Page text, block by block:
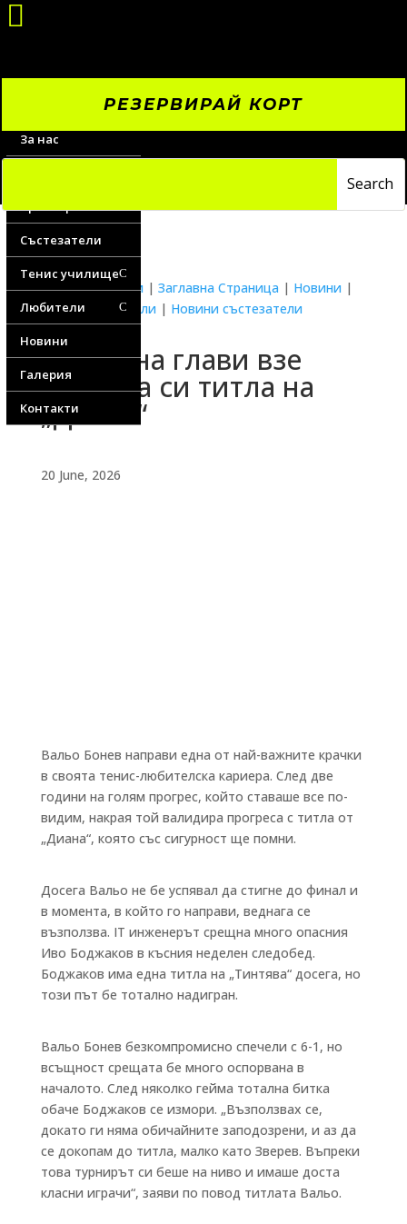

За нас
Треньори
Състезатели
Тенис училищеC
Любители C
Новини
Галерия
Контакти
РЕЗЕРВИРАЙ КОРТ
Водещи новини | Заглавна Страница | Новини |
Новини любители | Новини състезатели
Ловец на глави взе
първата си титла на
„Диана“
20 June, 2026
Вальо Бонев направи една от най-важните крачки
в своята тенис-любителска кариера. След две
години на голям прогрес, който ставаше все по-
видим, накрая той валидира прогреса с титла от
„Диана“, която със сигурност ще помни.
Досега Вальо не бе успявал да стигне до финал и
в момента, в който го направи, веднага се
възползва. IT инженерът срещна много опасния
Иво Боджаков в късния неделен следобед.
Боджаков има една титла на „Тинтява“ досега, но
този път бе тотално надигран.
Вальо Бонев безкомпромисно спечели с 6-1, но
всъщност срещата бе много оспорвана в
началото. След няколко гейма тотална битка
обаче Боджаков се измори. „Възползвах се,
докато ги няма обичайните заподозрени, и аз да
се докопам до титла, малко като Зверев. Въпреки
това турнирът си беше на ниво и имаше доста
класни играчи“, заяви по повод титлата Вальо.